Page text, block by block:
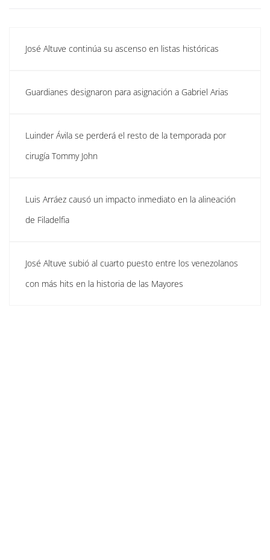
José Altuve continúa su ascenso en listas históricas
Guardianes designaron para asignación a Gabriel Arias
Luinder Ávila se perderá el resto de la temporada por
cirugía Tommy John
Luis Arráez causó un impacto inmediato en la alineación
de Filadelfia
José Altuve subió al cuarto puesto entre los venezolanos
con más hits en la historia de las Mayores